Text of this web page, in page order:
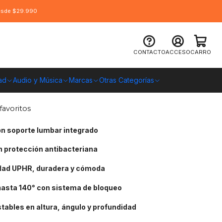
CONTACTOACCESOCARRO
Audio y Música Marcas Otras Categorías
$29.990
SL3800 HygennX Midnight
CHILE
soporte lumbar integrado
protección antibacteriana
UPHR, duradera y cómoda
140° con sistema de bloqueo
en altura, ángulo y profundidad